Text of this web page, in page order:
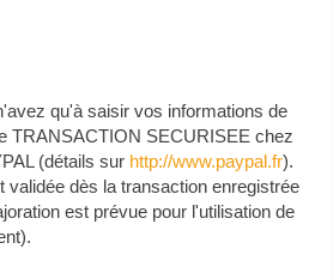
qu'à saisir vos informations de
TRANSACTION SECURISEE chez
(détails sur http://www.paypal.fr).
validée dès la transaction enregistrée
est prévue pour l'utilisation de